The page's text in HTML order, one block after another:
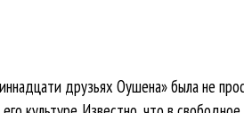
друзьях Оушена» была не